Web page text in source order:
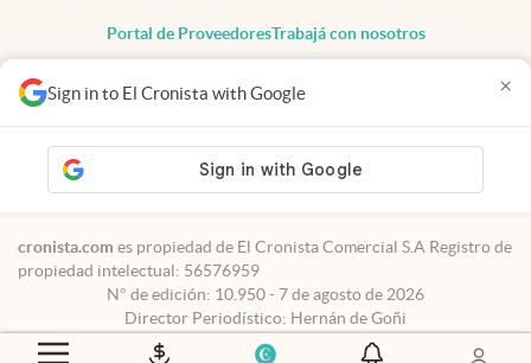
Sign in to El Cronista with Google ×
Portal de ProveedoresTrabajá con nosotros
Todos los derechos reservados
Privacidad
Consentimiento
Tel:+54 11 7078-3270
cronista.com es propiedad de El Cronista Comercial S.A Registro de
propiedad intelectual: 56576959
N° de edición: 10.950 - 7 de agosto de 2026
Director Periodístico: Hernán de Goñi